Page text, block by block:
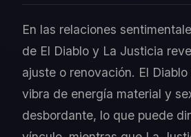
En las relaciones
de El Diablo y La Justicia
ajuste o renovación. El
vibra de energía material y
desbordante, lo que puede